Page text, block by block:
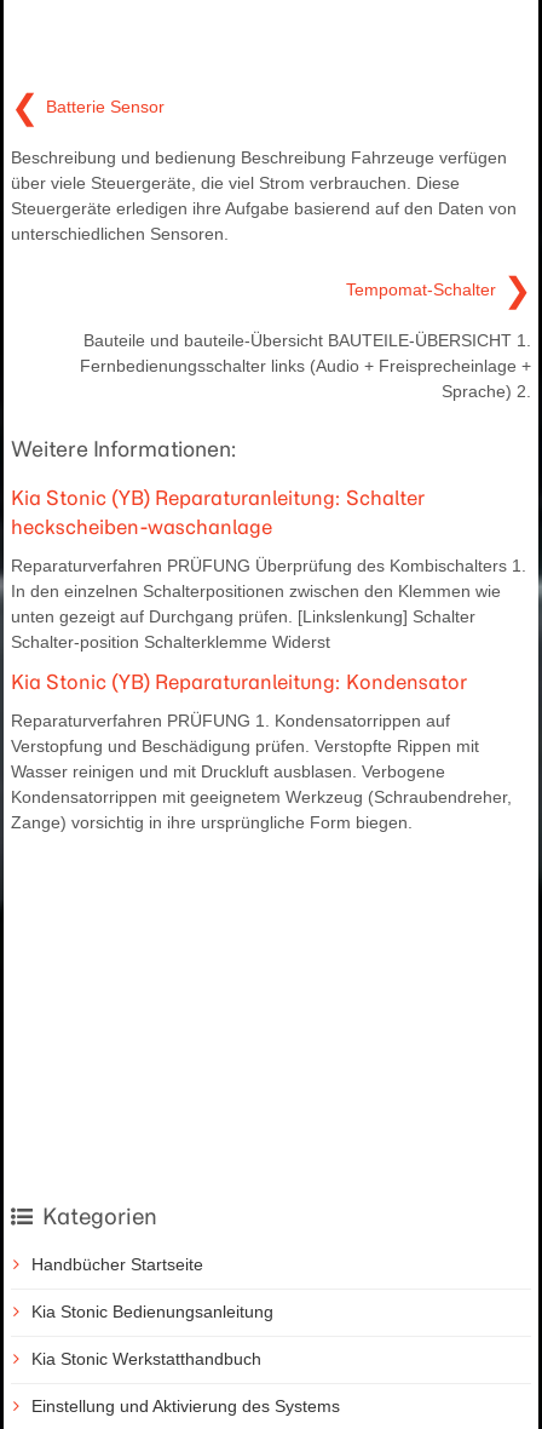
❮ Batterie Sensor
Beschreibung und bedienung Beschreibung Fahrzeuge verfügen
über viele Steuergeräte, die viel Strom verbrauchen. Diese
Steuergeräte erledigen ihre Aufgabe basierend auf den Daten von
unterschiedlichen Sensoren.
Tempomat-Schalter ❯
Bauteile und bauteile-Übersicht BAUTEILE-ÜBERSICHT 1.
Fernbedienungsschalter links (Audio + Freisprecheinlage +
Sprache) 2.
Weitere Informationen:
Kia Stonic (YB) Reparaturanleitung: Schalter
heckscheiben-waschanlage
Reparaturverfahren PRÜFUNG Überprüfung des Kombischalters 1.
In den einzelnen Schalterpositionen zwischen den Klemmen wie
unten gezeigt auf Durchgang prüfen. [Linkslenkung] Schalter
Schalter-position Schalterklemme Widerst
Kia Stonic (YB) Reparaturanleitung: Kondensator
Reparaturverfahren PRÜFUNG 1. Kondensatorrippen auf
Verstopfung und Beschädigung prüfen. Verstopfte Rippen mit
Wasser reinigen und mit Druckluft ausblasen. Verbogene
Kondensatorrippen mit geeignetem Werkzeug (Schraubendreher,
Zange) vorsichtig in ihre ursprüngliche Form biegen.
Kategorien
Handbücher Startseite
Kia Stonic Bedienungsanleitung
Kia Stonic Werkstatthandbuch
Einstellung und Aktivierung des Systems